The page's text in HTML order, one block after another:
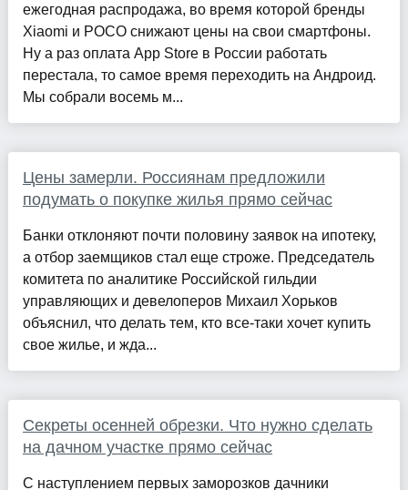
ежегодная распродажа, во время которой бренды
Xiaomi и POCO снижают цены на свои смартфоны.
Ну а раз оплата App Store в России работать
перестала, то самое время переходить на Андроид.
Мы собрали восемь м...
Цены замерли. Россиянам предложили
подумать о покупке жилья прямо сейчас
Банки отклоняют почти половину заявок на ипотеку,
а отбор заемщиков стал еще строже. Председатель
комитета по аналитике Российской гильдии
управляющих и девелоперов Михаил Хорьков
объяснил, что делать тем, кто все-таки хочет купить
свое жилье, и жда...
Секреты осенней обрезки. Что нужно сделать
на дачном участке прямо сейчас
С наступлением первых заморозков дачники